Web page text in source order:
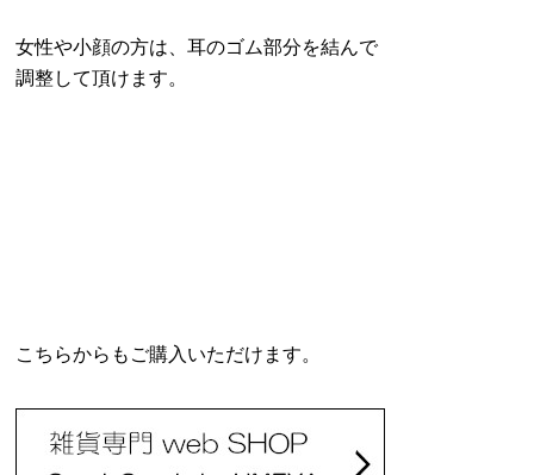
女性や小顔の方は、耳のゴム部分を結んで
調整して頂けます。
こちらからもご購入いただけます。